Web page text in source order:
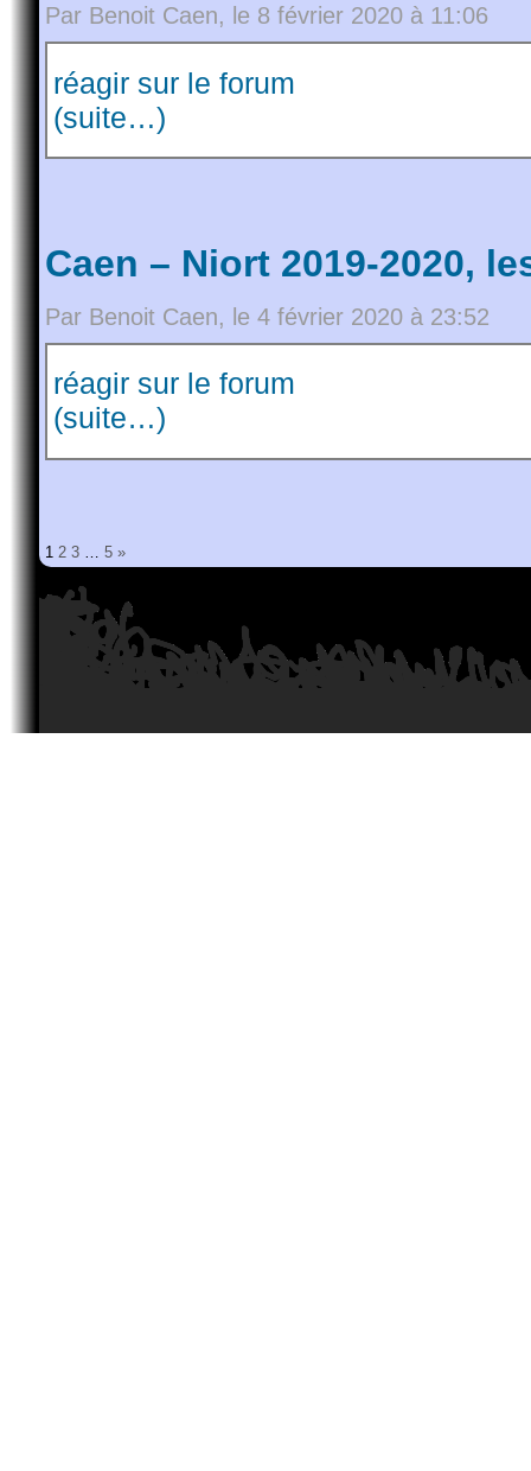
Par Benoit Caen, le 8 février 2020 à 11:06
réagir sur le forum
(suite…)
Caen – Niort 2019-2020,
Par Benoit Caen, le 4 février 2020 à 23:52
réagir sur le forum
(suite…)
1 2 3 5 »